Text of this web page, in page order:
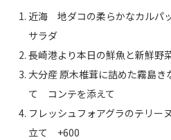
近海 地ダコの柔らかなカルパ
サラダ
長崎港より本日の鮮魚と新鮮野
大分産 原木椎茸に詰めた霧島
て コンテを添えて
フレッシュフォアグラのテリー
立て +600